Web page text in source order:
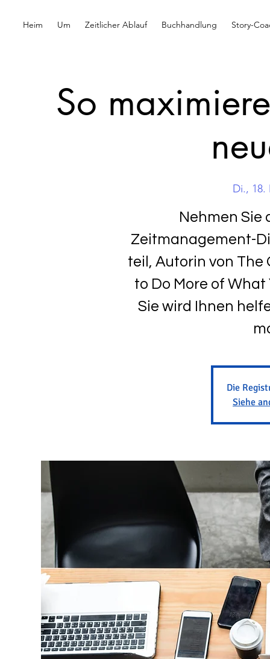
Heim Um Zeitlicher Ablauf Buchhandlung Story-
So
Di., 18.
Nehmen Sie
Zeitmanagement-
teil, Autorin von The
to Do More of
Sie wird Ihnen
Die
Siehe